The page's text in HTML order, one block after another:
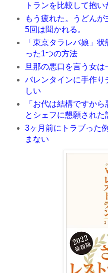
トランを比較して抱い
もう疲れた。うどん
5回は聞かれる。
「東京タラレバ娘」
った1つの方法
旦那の悪口を言う女
バレンタインに手作り
しい
「お代は結構ですか
とシェフに懇願された
3ヶ月前にトラブった
まない